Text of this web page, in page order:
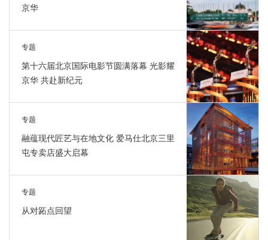
京华
专题
第十六届北京国际电影节圆满落幕 光影耀
京华 共赴新纪元
专题
融蕴现代匠艺与在地文化 爱马仕北京三里
屯专卖店盛大启幕
专题
从对跖点回望